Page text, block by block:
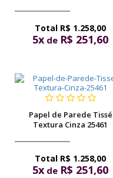
R$ 1.258,00
5x de R$ 251,60
Papel de Parede Tissé
Textura Cinza 25461
R$ 1.258,00
5x de R$ 251,60